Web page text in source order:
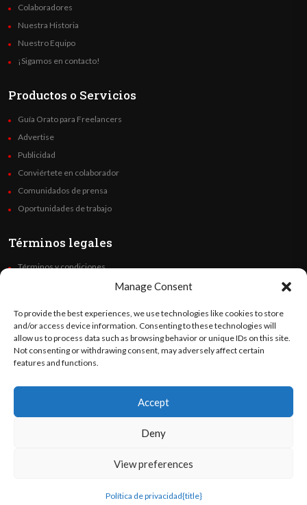
Manage Consent
To provide the best experiences, we use technologies like cookies to store
and/or access device information. Consenting to these technologies will
allow us to process data such as browsing behavior or unique IDs on this site.
Not consenting or withdrawing consent, may adversely affect certain
features and functions.
Accept
Deny
View preferences
Política de privacidad{title}
Colaboradores
Nuestra Historia
Nuestro Equipo
¡Sigamos en contacto!
Productos o Servicios
Guía Orato para Freelancers
Advertise
Publicidad
Conviértete en colaborador
Comunidados de prensa
Oportunidades de trabajo
Términos legales
Términos y condiciones
Code of Ethics
Síguenos
©OratoWorld Media 2026. Todos los derechos reservados..